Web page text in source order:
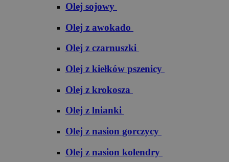
Olej sojowy
Olej z awokado
Olej z czarnuszki
Olej z kiełków pszenicy
Olej z krokosza
Olej z lnianki
Olej z nasion gorczycy
Olej z nasion kolendry